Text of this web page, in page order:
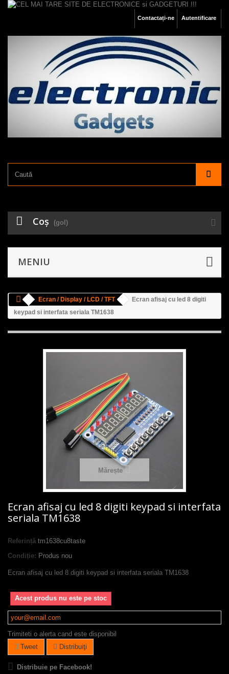
Autentificare
Contactați-ne
Coş (gol)
MENIU
Ecran / Display / LCD / TFT
Ecran afisaj cu led 8 digiti
keypad si interfata seriala TM1638
Mărește
Ecran afisaj cu led 8 digiti keypad si interfata
seriala TM1638
Referință tm1638cu8taste
Condiție: Produs nou
Ecran afisaj cu led 8 digiti keypad si interfata seriala TM1638
Acest produs nu este pe stoc
Trimiteti o alerta cand este disponibil
Tweet
Distribuiţi
Distribuie pe Facebook!